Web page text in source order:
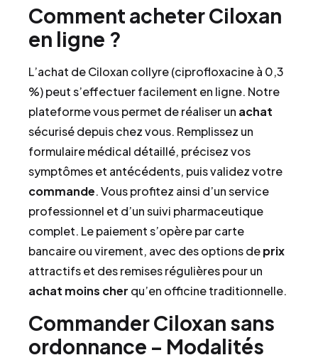
Comment acheter Ciloxan
en ligne ?
L’achat de Ciloxan collyre (ciprofloxacine à 0,3
%) peut s’effectuer facilement en ligne. Notre
plateforme vous permet de réaliser un achat
sécurisé depuis chez vous. Remplissez un
formulaire médical détaillé, précisez vos
symptômes et antécédents, puis validez votre
commande. Vous profitez ainsi d’un service
professionnel et d’un suivi pharmaceutique
complet. Le paiement s’opère par carte
bancaire ou virement, avec des options deprix
attractifs et des remises régulières pour un
achat moins cher qu’en officine traditionnelle.
Commander Ciloxan sans
ordonnance – Modalités